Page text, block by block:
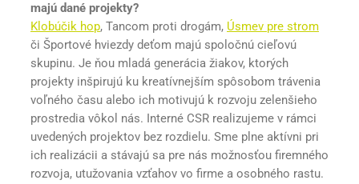
majú dané projekty?
Klobúčik hop, Tancom proti drogám, Úsmev pre strom
či Športové hviezdy deťom majú spoločnú cieľovú
skupinu. Je ňou mladá generácia žiakov, ktorých
projekty inšpirujú ku kreatívnejším spôsobom trávenia
voľného času alebo ich motivujú k rozvoju zelenšieho
prostredia vôkol nás. Interné CSR realizujeme v rámci
uvedených projektov bez rozdielu. Sme plne aktívni pri
ich realizácii a stávajú sa pre nás možnosťou firemného
rozvoja, utužovania vzťahov vo firme a osobného rastu.